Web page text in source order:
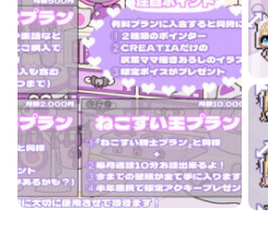
Twitch
https://www.twitch.tv/
amazon
https://www.amazon.co.jp/hz/
ref_=wl_share
୨
୧･･･････････････････････････
････････････････୨୧